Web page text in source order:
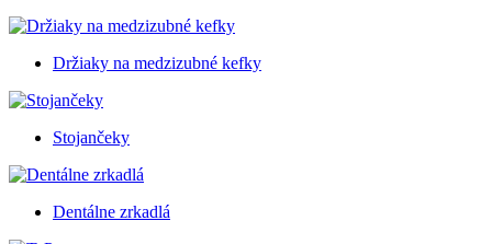
Držiaky na medzizubné kefky
Stojančeky
Dentálne zrkadlá